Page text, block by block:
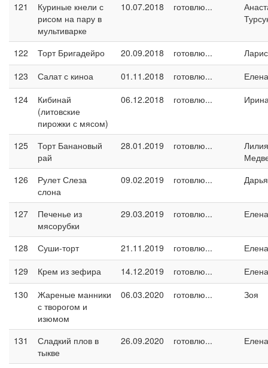
121
Куриные кнели с
рисом на пару в
мультиварке
10.07.2018 готовлю...
122 Торт Бригадейро 20.09.2018 готовлю...
123
Салат с киноа 01.11.2018 готовлю...
124
Кибинай
(литовские
пирожки с мясом)
06.12.2018 готовлю...
125
Торт Банановый
рай
28.01.2019 готовлю...
Лилия
126
Рулет Слеза
слона
09.02.2019 готовлю... Дарья
127
Печенье из
мясорубки
29.03.2019 готовлю...
128 Суши-торт 21.11.2019 готовлю...
129
Крем из зефира 14.12.2019 готовлю...
130
Жареные манники
с творогом и
изюмом
06.03.2020 готовлю... Зоя
131
Сладкий плов в
тыкве
26.09.2020 готовлю...